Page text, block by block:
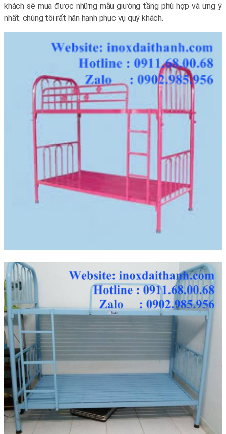
khách sẽ mua được những mẫu giường tầng phù hợp và ưng ý
nhất. chúng tôi rất hân hạnh phục vụ quý khách.